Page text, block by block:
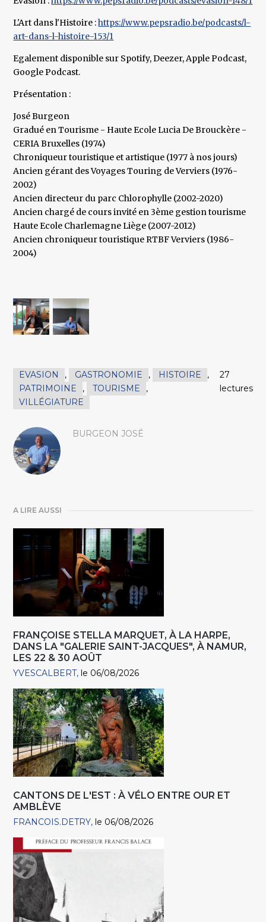
L'Art dans l'Histoire :https://www.pepsradio.be/podcasts/l-
art-dans-l-histoire-153/1
Egalement disponible sur Spotify, Deezer, Apple Podcast,
Google Podcast.
Présentation :
José Burgeon
Gradué en Tourisme - Haute Ecole Lucia De Brouckère -
CERIA Bruxelles (1974)
Chroniqueur touristique et artistique (1977 à nos jours)
Ancien gérant des Voyages Touring de Verviers (1976-
2002)
Ancien directeur du parc Chlorophylle (2002-2020)
Ancien chargé de cours invité en 3ème gestion tourisme
Haute Ecole Charlemagne Liège (2007-2012)
Ancien chroniqueur touristique RTBF Verviers (1986-
2004)
EVASION , GASTRONOMIE , HISTOIRE
,
PATRIMOINE
, TOURISME
,
VILLÉGIATURE
27
lectures
BURGEON JOSÉ
A LIRE AUSSI
FRANÇOISE STELLA MARQUET, À LA HARPE,
DANS LA "GALERIE SAINT-JACQUES", À NAMUR,
LES 22 & 30 AOÛT
YVESCALBERT le 06/08/2026
CANTONS DE L'EST : À VÉLO ENTRE OUR ET
AMBLÈVE
FRANCOIS.DETRY le 06/08/2026